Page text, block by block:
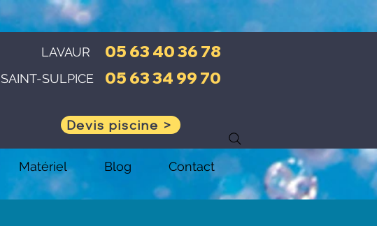
LAVAUR 05 63 40 36 78
SAINT-SULPICE 05 63 34 99 70
Devis piscine >
Matériel Blog Contact